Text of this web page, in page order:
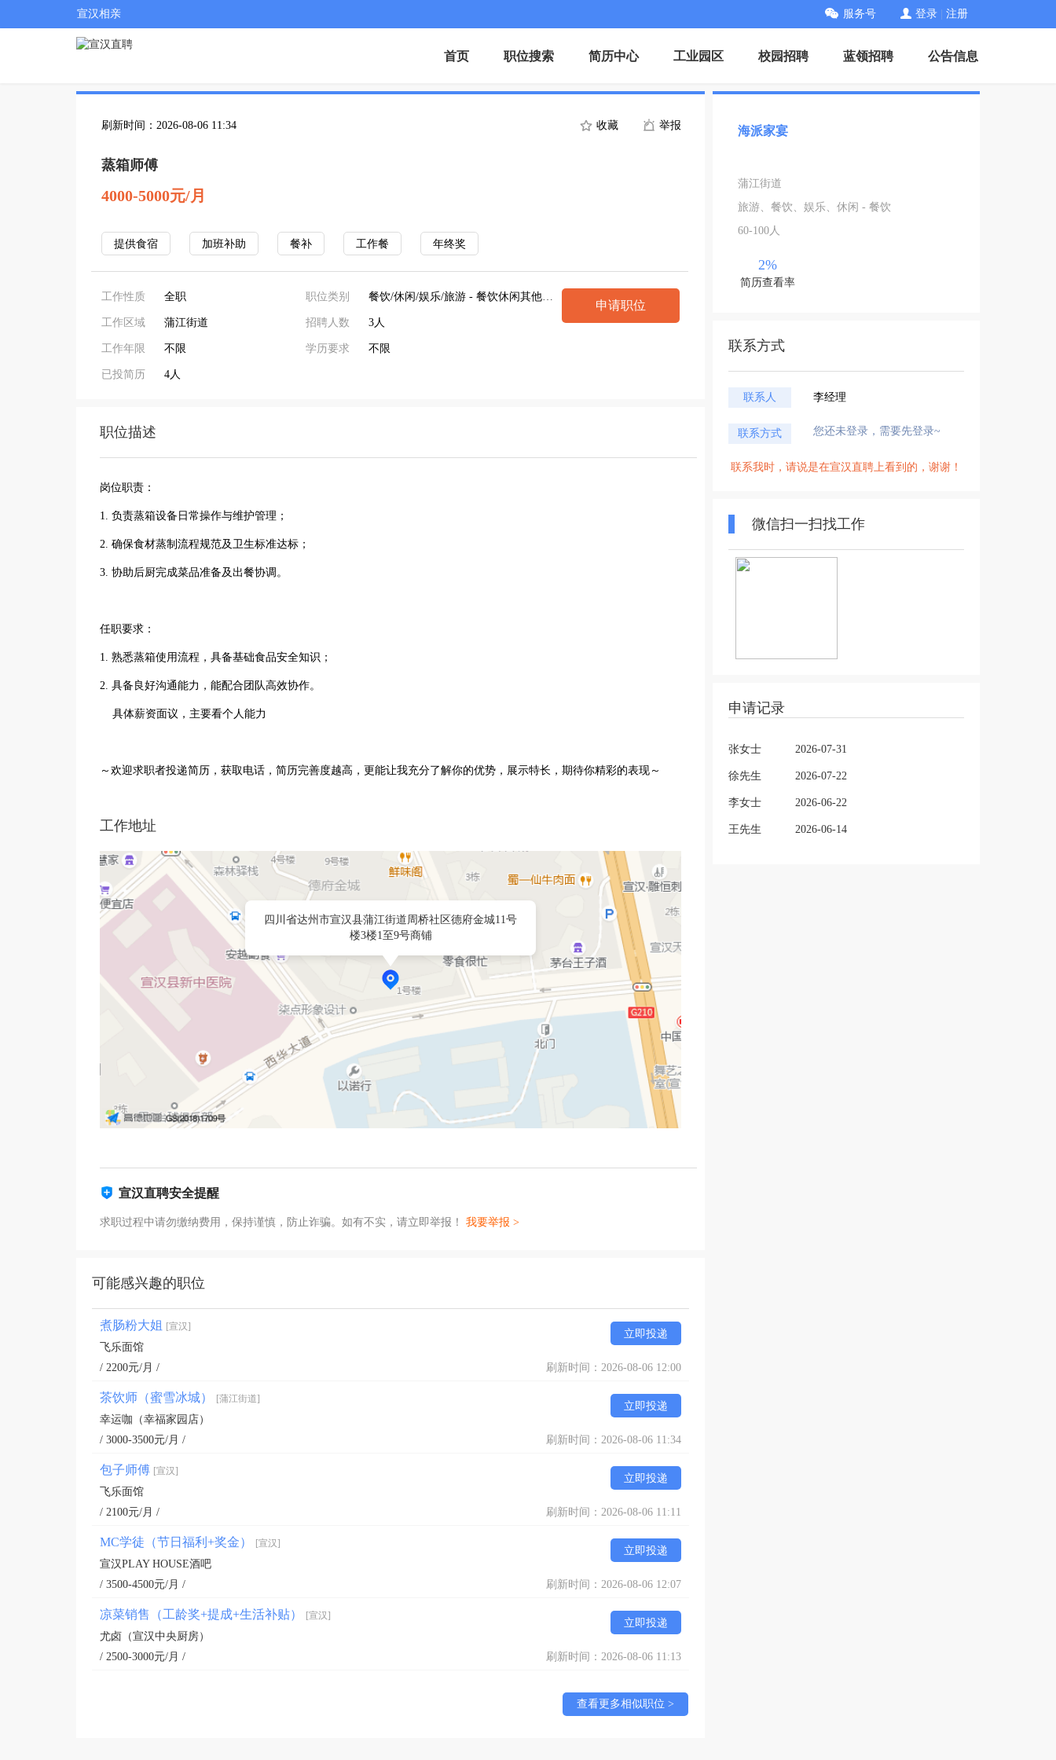
宣汉相亲 服务号 登录 注册
首页 职位搜索 简历中心 工业园区 校园招聘 蓝领招聘 公告信息
刷新时间：2026-08-06 11:34 收藏 举报
蒸箱师傅
4000-5000元/月
提供食宿 加班补助 餐补 工作餐 年终奖
工作性质 全职
工作区域 蒲江街道
工作年限 不限
已投简历 4人
职位类别 餐饮/休闲/娱乐/旅游 - 餐饮休闲其他相关职位
招聘人数 3人
学历要求 不限
申请职位
职位描述
岗位职责：
1. 负责蒸箱设备日常操作与维护管理；
2. 确保食材蒸制流程规范及卫生标准达标；
3. 协助后厨完成菜品准备及出餐协调。
任职要求：
1. 熟悉蒸箱使用流程，具备基础食品安全知识；
2. 具备良好沟通能力，能配合团队高效协作。
具体薪资面议，主要看个人能力
～欢迎求职者投递简历，获取电话，简历完善度越高，更能让我充分了解你的优势，展示特长，期待你精彩的表现～
工作地址
四川省达州市宣汉县蒲江街道周桥社区德府金城11号
楼3楼1至9号商铺
宣汉直聘安全提醒
求职过程中请勿缴纳费用，保持谨慎，防止诈骗。如有不实，请立即举报！ 我要举报 >
可能感兴趣的职位
煮肠粉大姐 [宣汉]
立即投递
飞乐面馆
/ 2200元/月 /
刷新时间：2026-08-06 12:00
茶饮师（蜜雪冰城） [蒲江街道]
立即投递
幸运咖（幸福家园店）
/ 3000-3500元/月 /
刷新时间：2026-08-06 11:34
包子师傅 [宣汉]
立即投递
飞乐面馆
/ 2100元/月 /
刷新时间：2026-08-06 11:11
MC学徒（节日福利+奖金） [宣汉]
立即投递
宣汉PLAY HOUSE酒吧
/ 3500-4500元/月 /
刷新时间：2026-08-06 12:07
凉菜销售（工龄奖+提成+生活补贴） [宣汉]
立即投递
尤卤（宣汉中央厨房）
/ 2500-3000元/月 /
刷新时间：2026-08-06 11:13
查看更多相似职位 >
海派家宴
蒲江街道
旅游、餐饮、娱乐、休闲 - 餐饮
60-100人
2%
简历查看率
联系方式
联系人 李经理
联系方式 您还未登录，需要先登录~
联系我时，请说是在宣汉直聘上看到的，谢谢！
微信扫一扫找工作
申请记录
张女士 2026-07-31
徐先生 2026-07-22
李女士 2026-06-22
王先生 2026-06-14